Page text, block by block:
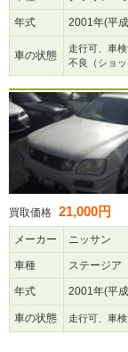
年式 2001年(平
車の状態
走行可、車
不良（ショッ
買取価格 21,000円
メーカー ニッサン
車種 ステージア
年式 2001年(平
車の状態 走行可、車検